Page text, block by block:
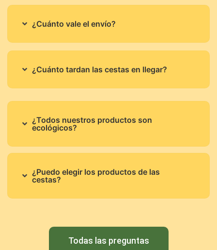
¿Cuánto vale el envío?
¿Cuánto tardan las cestas en llegar?
¿Todos nuestros productos son
ecológicos?
¿Puedo elegir los productos de las
cestas?
Todas las preguntas